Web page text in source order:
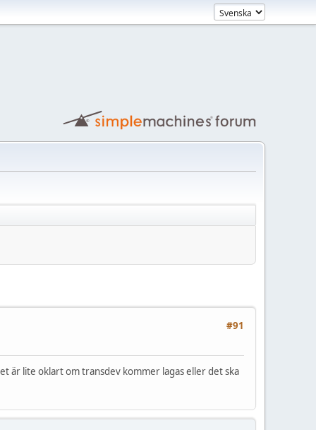
#91
är lite oklart om transdev kommer lagas eller det ska